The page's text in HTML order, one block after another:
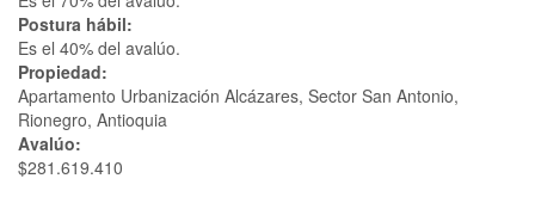
Postura hábil:
Es el 40% del avalúo.
Propiedad:
Apartamento Urbanización Alcázares, Sector San Antonio,
Rionegro, Antioquia
Avalúo:
$281.619.410